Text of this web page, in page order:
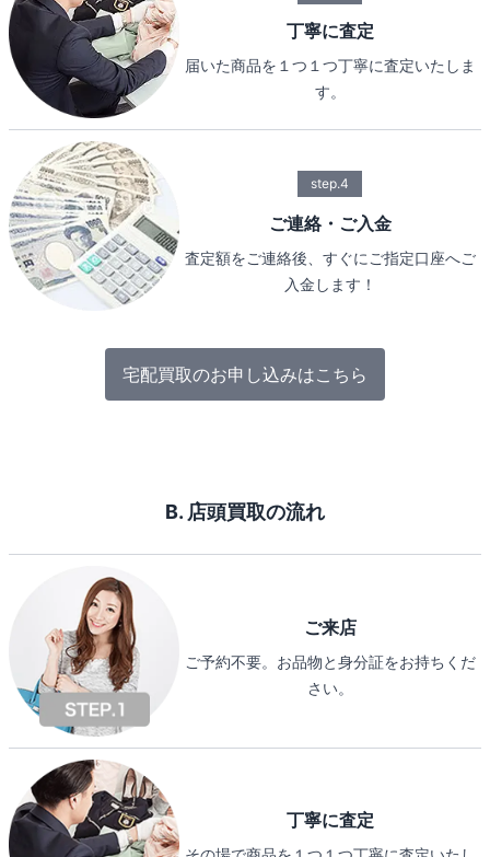
丁寧に査定
届いた商品を１つ１つ丁寧に査定いたしま
す。
step.4
ご連絡・ご入金
査定額をご連絡後、すぐにご指定口座へご
入金します！
宅配買取のお申し込みはこちら
B. 店頭買取の流れ
ご来店
ご予約不要。お品物と身分証をお持ちくだ
さい。
丁寧に査定